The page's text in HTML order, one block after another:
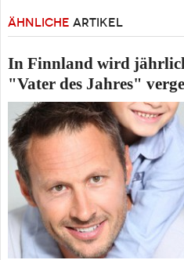
ÄHNLICHE ARTIKEL
In Finnland wird
"Vater des Jahres"